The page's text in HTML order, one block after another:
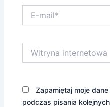
mail*
internetowa
Zapamiętaj moje
podczas pisania